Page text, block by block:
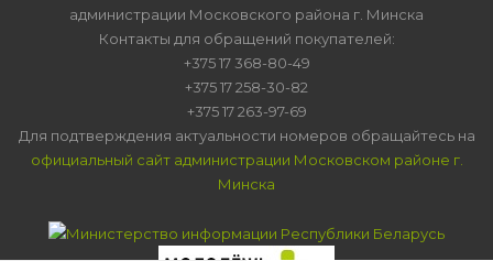
администрации Московского района г. Минска
Контакты для обращений покупателей:
+375 17 368-80-49
+375 17 258-30-82
+375 17 263-97-69
Для подтверждения актуальности номеров обращайтесь на
официальный сайт администрации Московском районе г.
Минска